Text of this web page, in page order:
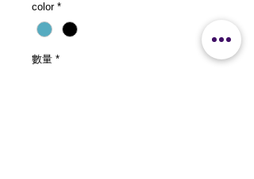
color *
數量 *